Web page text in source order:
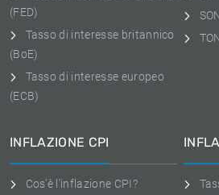
(FED)
Tasso di interesse britannico
(BoE)
Tasso di interesse europeo
(ECB)
INFLAZIONE CPI
Cos'è l'inflazione CPI?